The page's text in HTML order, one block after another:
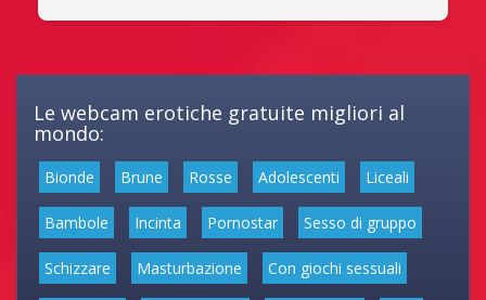
Le webcam erotiche gratuite migliori al
mondo:
Bionde Brune Rosse Adolescenti Liceali
Bambole Incinta Pornostar Sesso di gruppo
Schizzare Masturbazione Con giochi sessuali